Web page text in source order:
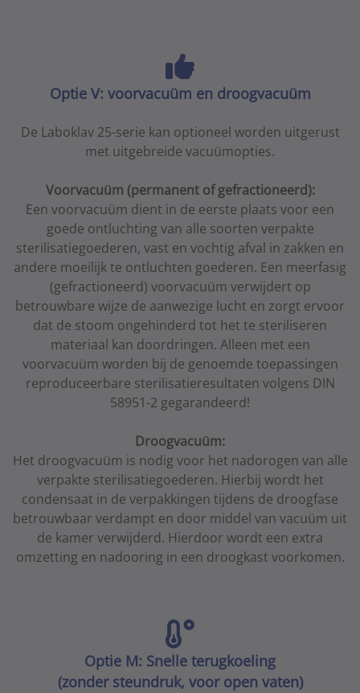
Optie V: voorvacuüm en droogvacuüm
De Laboklav 25-serie kan optioneel worden uitgerust
met uitgebreide vacuümopties.
Voorvacuüm (permanent of gefractioneerd):
Een voorvacuüm dient in de eerste plaats voor een
goede ontluchting van alle soorten verpakte
sterilisatiegoederen, vast en vochtig afval in zakken en
andere moeilijk te ontluchten goederen. Een meerfasig
(gefractioneerd) voorvacuüm verwijdert op
betrouwbare wijze de aanwezige lucht en zorgt ervoor
dat de stoom ongehinderd tot het te steriliseren
materiaal kan doordringen. Alleen met een
voorvacuüm worden bij de genoemde toepassingen
reproduceerbare sterilisatieresultaten volgens DIN
58951-2 gegarandeerd!
Droogvacuüm:
Het droogvacuüm is nodig voor het nadorogen van alle
verpakte sterilisatiegoederen. Hierbij wordt het
condensaat in de verpakkingen tijdens de droogfase
betrouwbaar verdampt en door middel van vacuüm uit
de kamer verwijderd. Hierdoor wordt een extra
omzetting en nadooring in een droogkast voorkomen.
Optie M: Snelle terugkoeling
(zonder steundruk, voor open vaten)